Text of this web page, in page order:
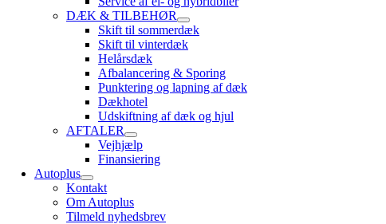
DÆK & TILBEHØR
Skift til sommerdæk
Skift til vinterdæk
Helårsdæk
Afbalancering & Sporing
Punktering og lapning af dæk
Dækhotel
Udskiftning af dæk og hjul
AFTALER
Vejhjælp
Finansiering
Autoplus
Kontakt
Om Autoplus
Tilmeld nyhedsbrev